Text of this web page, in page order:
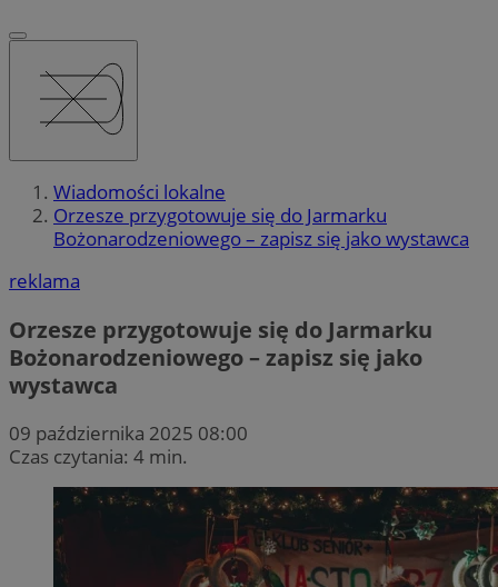
Wiadomości lokalne
Orzesze przygotowuje się do Jarmarku
Bożonarodzeniowego – zapisz się jako wystawca
reklama
Orzesze przygotowuje się do Jarmarku
Bożonarodzeniowego – zapisz się jako
wystawca
09 października 2025 08:00
Czas czytania: 4 min.